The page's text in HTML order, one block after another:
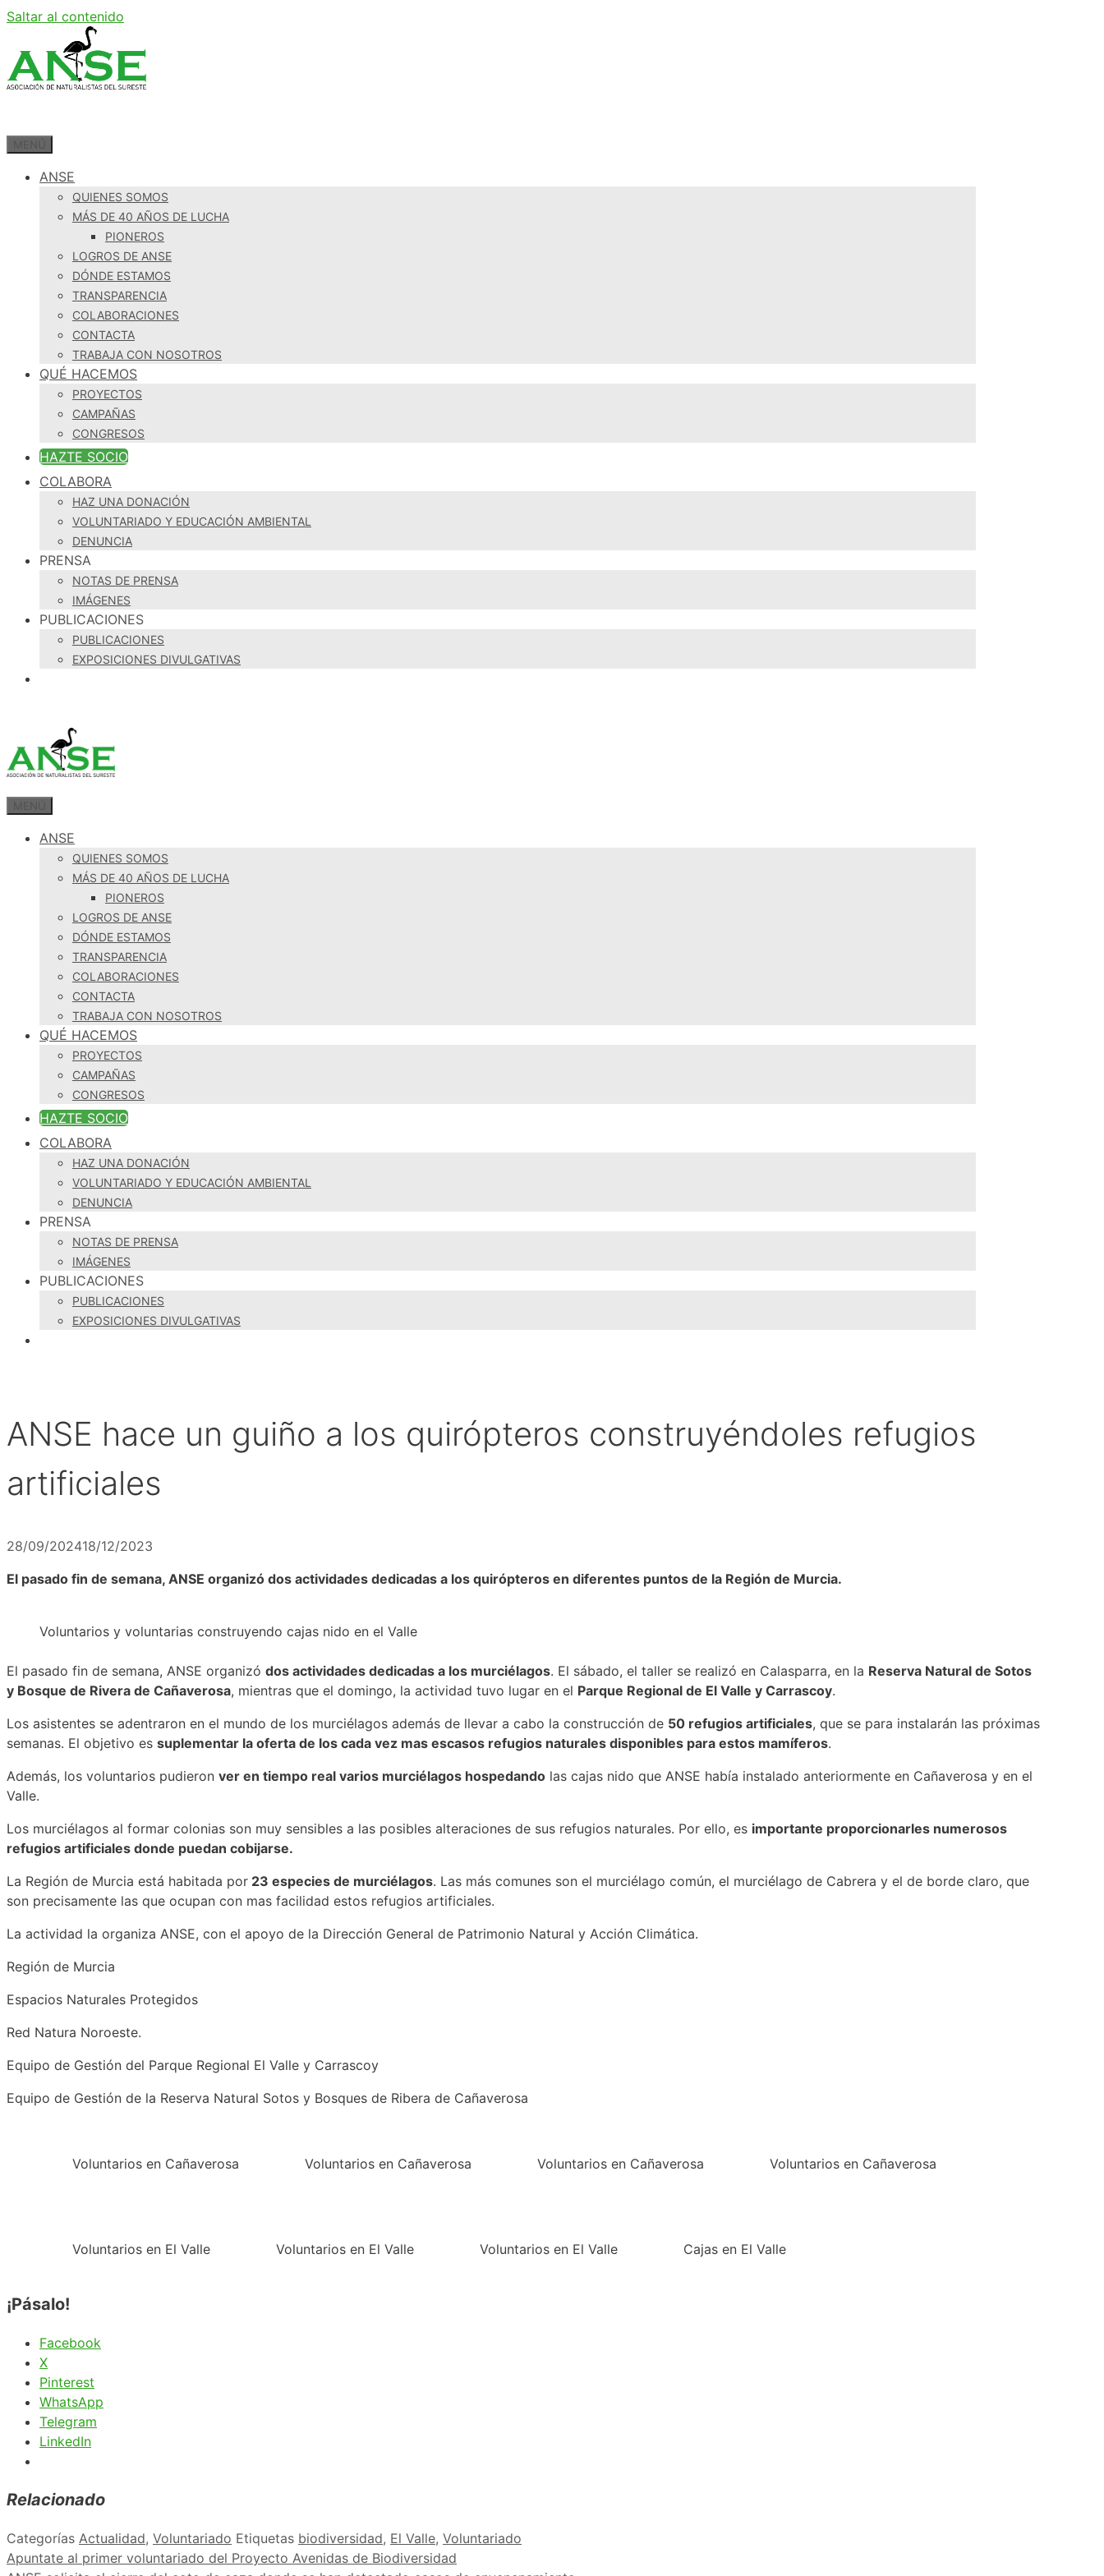
Saltar al contenido
ANSE
QUIENES SOMOS
MÁS DE 40 AÑOS DE LUCHA
PIONEROS
LOGROS DE ANSE
DÓNDE ESTAMOS
TRANSPARENCIA
COLABORACIONES
CONTACTA
TRABAJA CON NOSOTROS
QUÉ HACEMOS
PROYECTOS
CAMPAÑAS
CONGRESOS
HAZTE SOCIO
COLABORA
HAZ UNA DONACIÓN
VOLUNTARIADO Y EDUCACIÓN AMBIENTAL
DENUNCIA
PRENSA
NOTAS DE PRENSA
IMÁGENES
PUBLICACIONES
PUBLICACIONES
EXPOSICIONES DIVULGATIVAS
ANSE
QUIENES SOMOS
MÁS DE 40 AÑOS DE LUCHA
PIONEROS
LOGROS DE ANSE
DÓNDE ESTAMOS
TRANSPARENCIA
COLABORACIONES
CONTACTA
TRABAJA CON NOSOTROS
QUÉ HACEMOS
PROYECTOS
CAMPAÑAS
CONGRESOS
HAZTE SOCIO
COLABORA
HAZ UNA DONACIÓN
VOLUNTARIADO Y EDUCACIÓN AMBIENTAL
DENUNCIA
PRENSA
NOTAS DE PRENSA
IMÁGENES
PUBLICACIONES
PUBLICACIONES
EXPOSICIONES DIVULGATIVAS
ANSE hace un guiño a los quirópteros construyéndoles refugios
artificiales
28/09/202418/12/2023
El pasado fin de semana, ANSE organizó dos actividades dedicadas a los quirópteros en diferentes puntos de la Región de Murcia.
Voluntarios y voluntarias construyendo cajas nido en el Valle
El pasado fin de semana, ANSE organizó dos actividades dedicadas a los murciélagos. El sábado, el taller se realizó en Calasparra, en la Reserva Natural de Sotos
y Bosque de Rivera de Cañaverosa, mientras que el domingo, la actividad tuvo lugar en el Parque Regional de El Valle y Carrascoy.
Los asistentes se adentraron en el mundo de los murciélagos además de llevar a cabo la construcción de 50 refugios artificiales, que se para instalarán las próximas
semanas. El objetivo es suplementar la oferta de los cada vez mas escasos refugios naturales disponibles para estos mamíferos.
Además, los voluntarios pudieron ver en tiempo real varios murciélagos hospedando las cajas nido que ANSE había instalado anteriormente en Cañaverosa y en el
Valle.
Los murciélagos al formar colonias son muy sensibles a las posibles alteraciones de sus refugios naturales. Por ello, es importante proporcionarles numerosos
refugios artificiales donde puedan cobijarse.
La Región de Murcia está habitada por 23 especies de murciélagos. Las más comunes son el murciélago común, el murciélago de Cabrera y el de borde claro, que
son precisamente las que ocupan con mas facilidad estos refugios artificiales.
La actividad la organiza ANSE, con el apoyo de la Dirección General de Patrimonio Natural y Acción Climática.
Región de Murcia
Espacios Naturales Protegidos
Red Natura Noroeste.
Equipo de Gestión del Parque Regional El Valle y Carrascoy
Equipo de Gestión de la Reserva Natural Sotos y Bosques de Ribera de Cañaverosa
Voluntarios en Cañaverosa Voluntarios en Cañaverosa Voluntarios en Cañaverosa Voluntarios en Cañaverosa
Voluntarios en El Valle Voluntarios en El Valle Voluntarios en El Valle Cajas en El Valle
¡Pásalo!
Facebook
X
Pinterest
WhatsApp
Telegram
LinkedIn
Relacionado
Categorías Actualidad, Voluntariado Etiquetas biodiversidad, El Valle, Voluntariado
Apuntate al primer voluntariado del Proyecto Avenidas de Biodiversidad